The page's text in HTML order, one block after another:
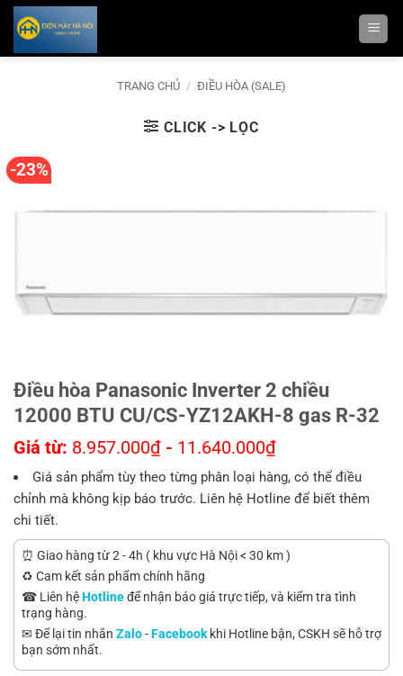
Bỏ
qua
nội
TRANG CHỦ / ĐIỀU HÒA (SALE)
CLICK -> LỌC
-23%
Điều hòa Panasonic Inverter 2 chiều
12000 BTU CU/CS-YZ12AKH-8 gas R-32
Giá từ: 8.957.000₫ - 11.640.000₫
Giá sản phẩm tùy theo từng phân loại hàng, có thể điều
chỉnh mà không kịp báo trước. Liên hệ Hotline để biết thêm
chi tiết.
⏰ Giao hàng từ 2 - 4h ( khu vực Hà Nội < 30 km )
♻️ Cam kết sản phẩm chính hãng
☎ Liên hệHotlineđể nhận báo giá trực tiếp, và kiểm tra tình
trạng hàng.
✉ Để lại tin nhắn Zalo-Facebook khi Hotline bận, CSKH sẽ hỗ trợ
bạn sớm nhất.